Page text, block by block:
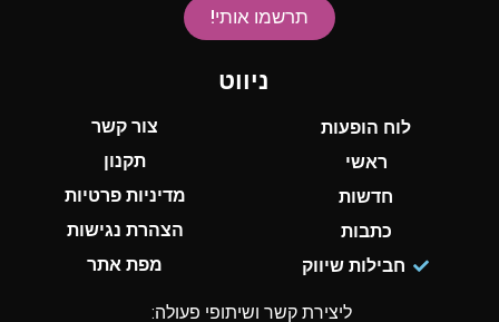
תרשמו אותי!
ניווט
לוח הופעות
ראשי
חדשות
כתבות
חבילות שיווק
צור קשר
תקנון
מדיניות פרטיות
הצהרת נגישות
מפת אתר
ליצירת קשר ושיתופי פעולה: